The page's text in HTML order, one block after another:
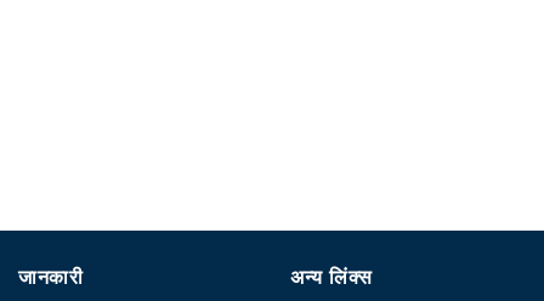
जानकारी अन्य लिंक्स